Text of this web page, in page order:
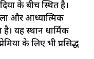
के बीच स्थित है।
और आध्यात्मिक
यह स्थान धार्मिक
के लिए भी प्रसिद्ध